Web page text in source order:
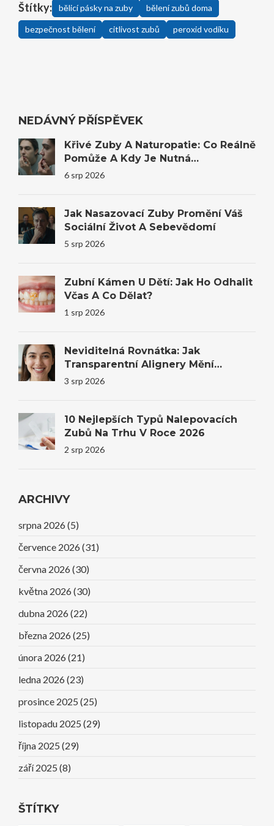
Štítky: bělicí pásky na zuby bělení zubů doma
bezpečnost bělení citlivost zubů peroxid vodíku
NEDÁVNÝ PŘÍSPĚVEK
Křivé Zuby A Naturopatie: Co Reálně
Pomůže A Kdy Je Nutná
Stomatologie
6 srp 2026
Jak Nasazovací Zuby Promění Váš
Sociální Život A Sebevědomí
5 srp 2026
Zubní Kámen U Dětí: Jak Ho Odhalit
Včas A Co Dělat?
1 srp 2026
Neviditelná Rovnátka: Jak
Transparentní Alignery Mění
Úsměvy I Sebevědomí
3 srp 2026
10 Nejlepších Typů Nalepovacích
Zubů Na Trhu V Roce 2026
2 srp 2026
ARCHIVY
srpna 2026 (5)
července 2026 (31)
června 2026 (30)
května 2026 (30)
dubna 2026 (22)
března 2026 (25)
února 2026 (21)
ledna 2026 (23)
prosince 2025 (25)
listopadu 2025 (29)
října 2025 (29)
září 2025 (8)
ŠTÍTKY